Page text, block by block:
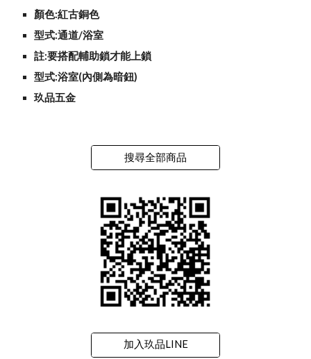
顏色:紅古銅色
型式:通道/浴室
註:要搭配輔助鎖才能上鎖
型式:浴室(內側為暗鈕)
玖品五金
搜尋全部商品
加入玖品LINE